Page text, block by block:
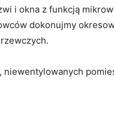
i okna z funkcją
dokonujmy